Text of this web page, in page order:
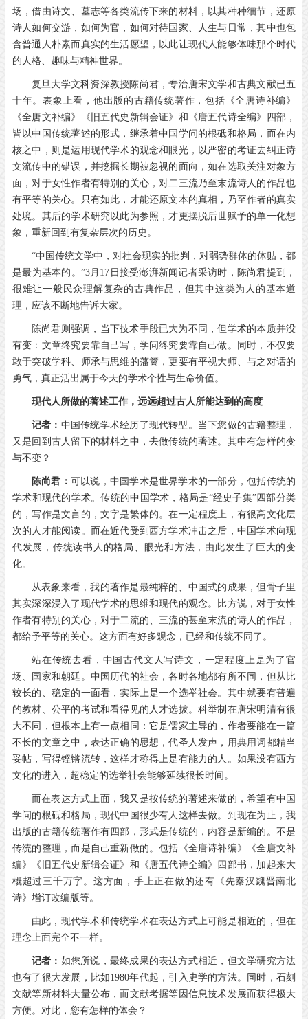
场，借由诗文、墓志等各类流传下来的材料，以其种种细节，还原
诗人如何交游，如何为官，如何对待国家、人生与日常，其中也包
含普通人朴素而真实的生活愿望，以此让现代人能够体味那个时代
的人格、趣味与精神世界。
复旦大学文科资深教授陈尚君，专治唐宋文学和古典文献已五
十年。表象上看，他出版的古籍传统著作，包括《全唐诗补编》
《全唐文补编》《旧五代史新辑会证》和《唐五代诗全编》四部，
皆以中国传统著述的形式，继承着中国学问的根砥和格局，而在内
核之中，则是运用现代学术的观念和眼光，以严密的考证去纠正诗
文流传中的错误，并挖掘长期被忽视的面向，如在选取关注对象方
面，对于女性作者有特别的关心，对二三流乃至末流诗人的作品也
有平等的关心。只有如此，才能还原文本的真相，乃至作者的真实
处境。其后的学术研究以此为参照，才更摆脱后世赋予的单一化想
象，重新回到有复杂层次的历史。
“中国传统文学中，对社会现实的批判，对弱势群体的体贴，都
是最为基本的。”3月 17 日接受澎湃新闻记者采访时，陈尚君提到，
很难让一般民众理解复杂的古典作品，但其中这类为人的基本道
理，应该不断地告诉大家。
陈尚君则强调，当下技术手段已大为不同，但学术的本质并没
有变：文章终究要靠自己写，学问终究要靠自己做。同时，不仅要
敢于突破学科、师承与思维的藩篱，更要有平视大师、与之对话的
勇气，真正活出属于今天的学术个性与生命价值。
现代人所做的著述工作，远远超过古人所能达到的高度
记者： 中国传统学术经历了现代转型。当下您做的古籍整理，
又是回到古人留下的材料之中，去做传统的著述。其中有怎样的变
与不变？
陈尚君： 可以说，中国学术是世界学术的一部分，包括传统的
学术和现代的学术。传统的中国学术，格局是“经史子集”四部分类
的，写作是文言的，文字是繁体的。在一定程度上，有很高文化层
次的人才能阅读。而在近代受到西方学术冲击之后，中国学术向现
代发展，传统读书人的格局、眼光和方法，由此发生了巨大的变
化。
从表象来看，我的著作是最纯粹的、中国式的成果，但骨子里
其实深深浸入了现代学术的思维和现代的观念。比方说，对于女性
作者有特别的关心，对于二流的、三流的甚至末流的诗人的作品，
都给予平等的关心。这方面有好多观念，已经和传统不同了。
站在传统去看，中国古代文人写诗文，一定程度上是为了官
场、国家和朝廷。中国历代的社会，各时各地都有所不同，但从比
较长的、稳定的一面看，实际上是一个选举社会。其中就要有普遍
的教材、公平的考试和看得见的人才选拔。科举制在唐宋明清有很
大不同，但根本上有一点相同：它是儒家主导的，作者要能在一篇
不长的文章之中，表达正确的思想，代圣人发声，用典用词都精当
妥帖，写得铿锵流转，这样才称得上是有能力的人。如果没有西方
文化的进入，超稳定的选举社会能够延续很长时间。
而在表达方式上面，我又是按传统的著述来做的，希望有中国
学问的根砥和格局，现代中国很少有人这样去做。到现在为止，我
出版的古籍传统著作有四部，形式是传统的，内容是新编的。不是
传统的整理，而是自己重新做的。包括《全唐诗补编》《全唐文补
编》《旧五代史新辑会证》和《唐五代诗全编》四部书，加起来大
概超过三千万字。这方面，手上正在做的还有《先秦汉魏晋南北
诗》增订改编版等。
由此，现代学术和传统学术在表达方式上可能是相近的，但在
理念上面完全不一样。
记者： 如您所说，最终成果的表达方式相近，但文学研究方法
也有了很大发展，比如1980年代起，引入史学的方法。同时，石刻
文献等新材料大量公布，而文献考据等因信息技术发展而获得极大
方便。对此，您有怎样的体会？